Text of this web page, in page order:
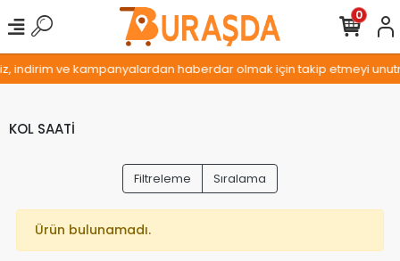
indirim ve kampanyalardan haberdar olmak için takip etmeyi
0
KOL SAATİ
Filtreleme Sıralama
Ürün bulunamadı.